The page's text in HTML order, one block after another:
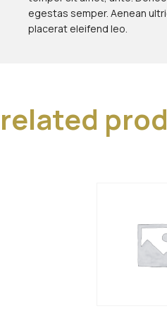
egestas semper. Aenean
placerat eleifend leo.
related